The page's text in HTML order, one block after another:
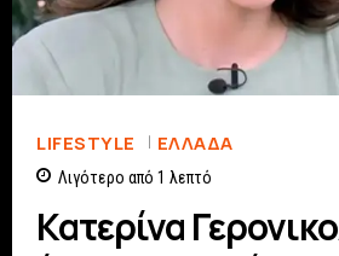
LIFESTYLE ΕΛΛΆΔΑ
Λιγότερο από 1 λεπτό
Κατερίνα